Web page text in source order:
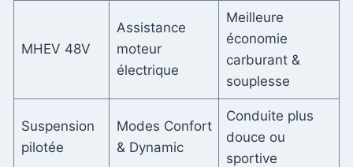
MHEV 48V
Assistance
moteur
électrique
Meilleure
économie
carburant &
souplesse
Suspension
pilotée
Modes Confort
& Dynamic
Conduite plus
douce ou
sportive